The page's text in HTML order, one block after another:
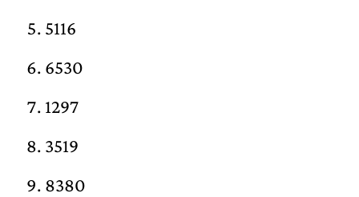
5116
6530
1297
3519
8380